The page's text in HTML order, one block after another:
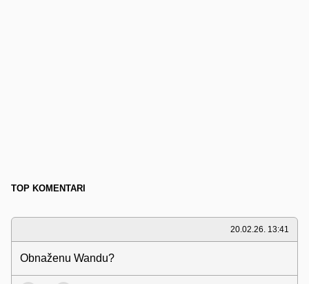
TOP KOMENTARI
20.02.26. 13:41
Obnaženu Wandu?